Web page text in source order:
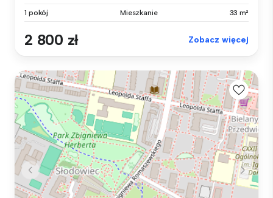
1 pokój Mieszkanie 33 m²
2 800 zł Zobacz więcej